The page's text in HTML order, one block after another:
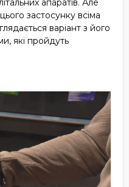
апаратів. Але
застосунку всіма
варіант з його
які пройдуть